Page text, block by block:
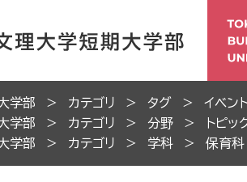
学部 カテゴリ タグ
イベン
学部 カテゴリ 分野
トピッ
学部 カテゴリ 学科 保育科